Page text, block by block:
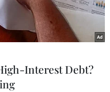
Interest Debt?